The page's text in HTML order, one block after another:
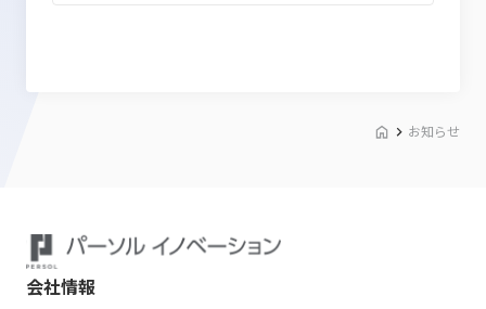
お知らせ
会社情報